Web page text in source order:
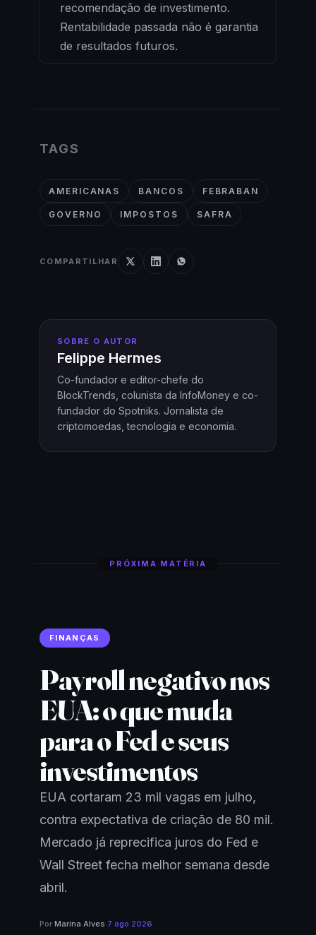
recomendação de investimento.
Rentabilidade passada não é garantia
de resultados futuros.
TAGS
AMERICANAS BANCOS FEBRABAN
GOVERNO IMPOSTOS SAFRA
COMPARTILHAR
SOBRE O AUTOR
Felippe Hermes
Co-fundador e editor-chefe do
BlockTrends, colunista da InfoMoney e co-
fundador do Spotniks. Jornalista de
criptomoedas, tecnologia e economia.
PRÓXIMA MATÉRIA
FINANÇAS
Payroll negativo nos
EUA: o que muda
para o Fed e seus
investimentos
EUA cortaram 23 mil vagas em julho,
contra expectativa de criação de 80 mil.
Mercado já reprecifica juros do Fed e
Wall Street fecha melhor semana desde
abril.
Por Marina Alves·7 ago 2026